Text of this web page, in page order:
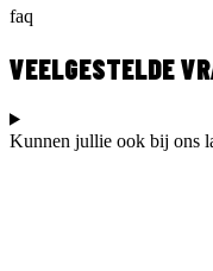
faq
VEELGESTELDE
Kunnen jullie ook bij ons